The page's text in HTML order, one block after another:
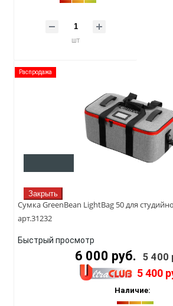
шт
Распродажа
Сумка GreenBean LightBag 50 для
арт.31232
Быстрый просмотр
6 000 руб. 5 400
5 400
Наличие:
Быстрый просмотр
Закрыть